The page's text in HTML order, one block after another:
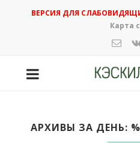
ВЕРСИЯ ДЛЯ
Карта
АРХИВЫ ЗА ДЕНЬ: